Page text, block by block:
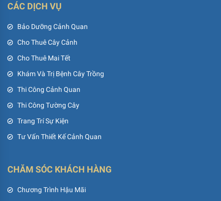
CÁC DỊCH VỤ
Bảo Dưỡng Cảnh Quan
Cho Thuê Cây Cảnh
Cho Thuê Mai Tết
Khám Và Trị Bệnh Cây Trồng
Thi Công Cảnh Quan
Thi Công Tường Cây
Trang Trí Sự Kiện
Tư Vấn Thiết Kế Cảnh Quan
CHĂM SÓC KHÁCH HÀNG
Chương Trình Hậu Mãi